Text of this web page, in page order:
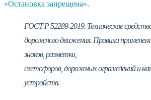
«Остановка запрещена».
ГОСТ Р 52289-2019. Технические
дорожного движения. Правила
знаков, разметки,
светофоров, дорожных ограждений и
устройств.